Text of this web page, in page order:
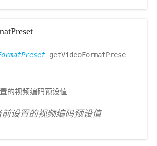
getVideoFormatPrese
的视频编码预设值
前设置的视频编码预设值